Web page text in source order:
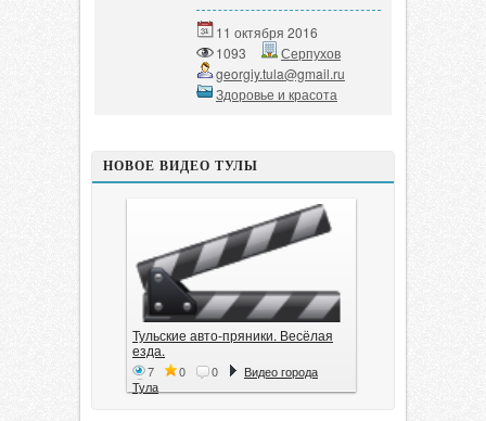
11 октября 2016
1093
Серпухов
georgiy.tula@gmail.ru
Здоровье и красота
НОВОЕ ВИДЕО ТУЛЫ
Тульские авто-пряники. Весёлая
езда.
7 0 0
Видео города
Тула